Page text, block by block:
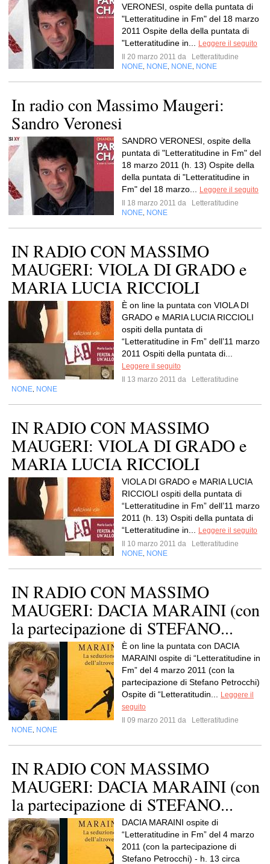
VERONESI, ospite della puntata di
"Letteratitudine in Fm" del 18 marzo
2011 Ospite della della puntata di
"Letteratitudine in...
Leggere il seguito
Il 20 marzo 2011 da
Letteratitudine
NONE NONE NONE NONE
In radio con Massimo Maugeri:
Sandro Veronesi
SANDRO VERONESI, ospite della
puntata di "Letteratitudine in Fm" del
18 marzo 2011 (h. 13) Ospite della
della puntata di "Letteratitudine in
Fm" del 18 marzo...
Leggere il seguito
Il 18 marzo 2011 da
Letteratitudine
NONE NONE
IN RADIO CON MASSIMO
MAUGERI: VIOLA DI GRADO e
MARIA LUCIA RICCIOLI
È on line la puntata con VIOLA DI
GRADO e MARIA LUCIA RICCIOLI
ospiti della puntata di
“Letteratitudine in Fm” dell’11 marzo
2011 Ospiti della puntata di...
Leggere il seguito
Il 13 marzo 2011 da
Letteratitudine
NONE NONE
IN RADIO CON MASSIMO
MAUGERI: VIOLA DI GRADO e
MARIA LUCIA RICCIOLI
VIOLA DI GRADO e MARIA LUCIA
RICCIOLI ospiti della puntata di
“Letteratitudine in Fm” dell’11 marzo
2011 (h. 13) Ospiti della puntata di
“Letteratitudine in...
Leggere il seguito
Il 10 marzo 2011 da
Letteratitudine
NONE NONE
IN RADIO CON MASSIMO
MAUGERI: DACIA MARAINI (con
la partecipazione di STEFANO...
È on line la puntata con DACIA
MARAINI ospite di “Letteratitudine in
Fm” del 4 marzo 2011 (con la
partecipazione di Stefano Petrocchi)
Ospite di “Letteratitudin...
Leggere il
seguito
Il 09 marzo 2011 da
Letteratitudine
NONE NONE
IN RADIO CON MASSIMO
MAUGERI: DACIA MARAINI (con
la partecipazione di STEFANO...
DACIA MARAINI ospite di
“Letteratitudine in Fm” del 4 marzo
2011 (con la partecipazione di
Stefano Petrocchi) - h. 13 circa